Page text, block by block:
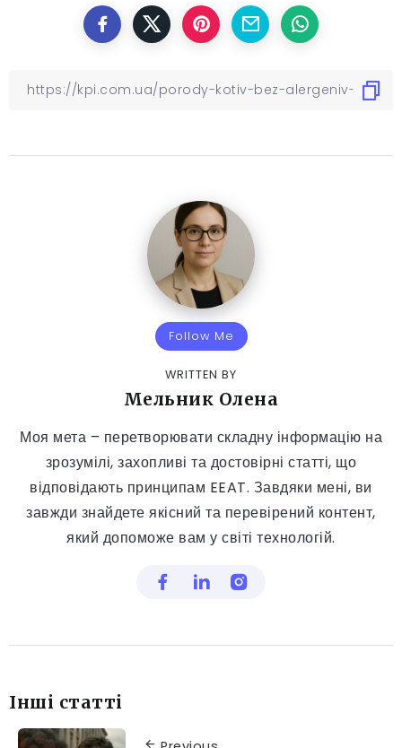
Follow Me
WRITTEN BY
Мельник Олена
Моя мета – перетворювати складну інформацію на
зрозумілі, захопливі та достовірні статті, що
відповідають принципам EEAT. Завдяки мені, ви
завжди знайдете якісний та перевірений контент,
який допоможе вам у світі технологій.
Інші статті